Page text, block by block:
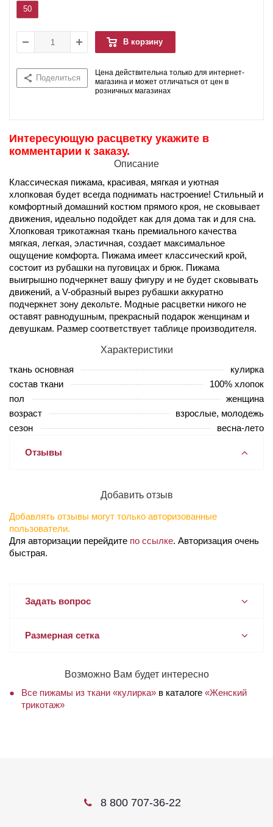
50
В корзину
Поделиться
Цена действительна только для интернет-
магазина и может отличаться от цен в
розничных магазинах
Интересующую расцветку укажите в
комментарии к заказу.
Описание
Классическая пижама, красивая, мягкая и уютная
хлопковая будет всегда поднимать настроение! Стильный и
комфортный домашний костюм прямого кроя, не сковывает
движения, идеально подойдет как для дома так и для сна.
Хлопковая трикотажная ткань премиального качества
мягкая, легкая, эластичная, создает максимальное
ощущение комфорта. Пижама имеет классический крой,
состоит из рубашки на пуговицах и брюк. Пижама
выигрышно подчеркнет вашу фигуру и не будет сковывать
движений, а V-образный вырез рубашки аккуратно
подчеркнет зону декольте. Модные расцветки никого не
оставят равнодушным, прекрасный подарок женщинам и
девушкам. Размер соответствует таблице производителя.
Характеристики
ткань основная
кулирка
состав ткани
100% хлопок
пол
женщина
возраст
взрослые, молодежь
сезон
весна-лето
Отзывы
Добавить отзыв
Добавлять отзывы могут только авторизованные
пользователи.
Для авторизации перейдите по ссылке. Авторизация очень
быстрая.
Задать вопрос
Размерная сетка
Возможно Вам будет интересно
Все пижамы из ткани «кулирка» в каталоге «Женский
трикотаж»
8 800 707-36-22